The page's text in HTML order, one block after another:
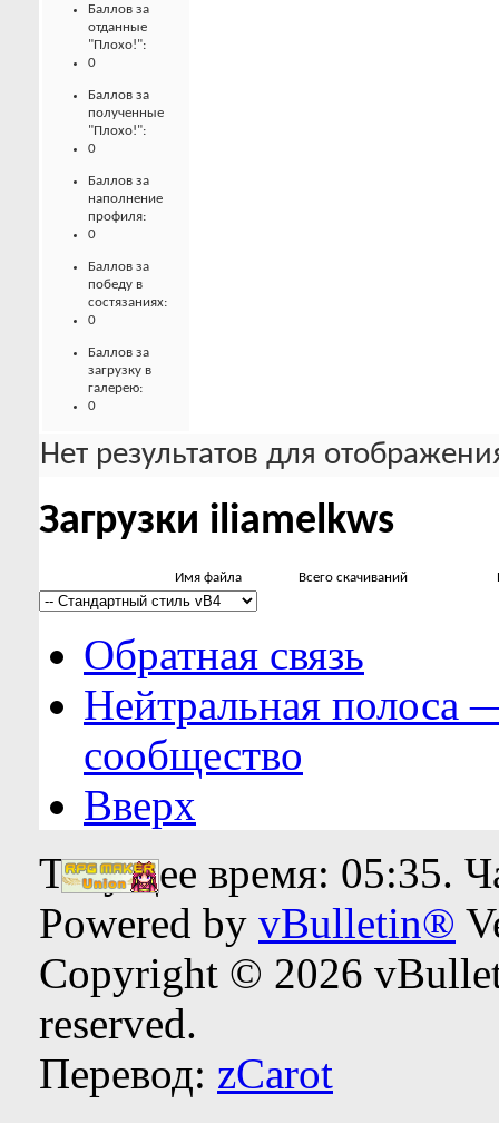
Баллов за
отданные
"Плохо!":
0
Баллов за
полученные
"Плохо!":
0
Баллов за
наполнение
профиля:
0
Баллов за
победу в
состязаниях:
0
Баллов за
загрузку в
галерею:
0
Нет результатов для
Загрузки iliamelkws
Имя файла Всего скачиваний
Обратная связь
Нейтральная полоса
сообщество
Вверх
Текущее время: 05:35.
Powered by vBulletin®
Copyright © 2026
reserved.
Перевод: zCarot